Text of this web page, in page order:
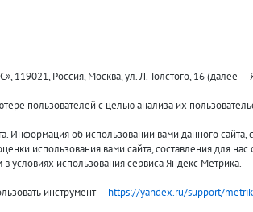
Принимаем к оплате:
Россия, Москва, ул. Л. Толстого, 16 (далее —
пользователей с целью анализа их
об использовании вами данного
использования вами сайта, составления для нас
условиях использования сервиса Яндекс Метрика.
инструмент — https://yandex.ru/support/